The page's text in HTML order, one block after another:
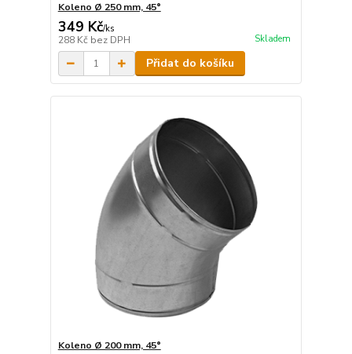
Koleno Ø 250 mm, 45°
349 Kč/ks
288 Kč bez DPH Skladem
Přidat do košíku
Koleno Ø 200 mm, 45°